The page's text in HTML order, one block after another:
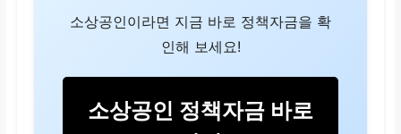
소상공인이라면 지금 바로 정책자금을 확
인해 보세요!
소상공인 정책자금 바로